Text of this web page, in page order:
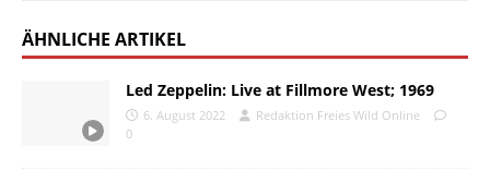
ÄHNLICHE ARTIKEL
Led Zeppelin: Live at Fillmore West; 1969
6. August 2022
Redaktion Freies Wild Online
0